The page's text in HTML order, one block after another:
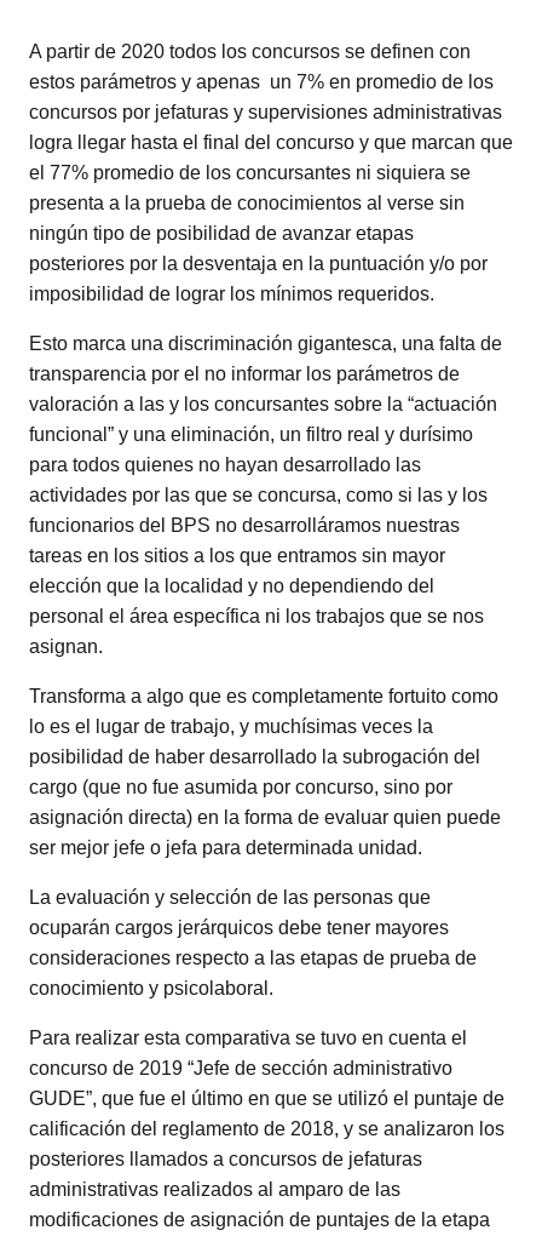
A partir de 2020 todos los concursos se definen con
estos parámetros y apenas un 7% en promedio de los
concursos por jefaturas y supervisiones administrativas
logra llegar hasta el final del concurso y que marcan que
el 77% promedio de los concursantes ni siquiera se
presenta a la prueba de conocimientos al verse sin
ningún tipo de posibilidad de avanzar etapas
posteriores por la desventaja en la puntuación y/o por
imposibilidad de lograr los mínimos requeridos.
Esto marca una discriminación gigantesca, una falta de
transparencia por el no informar los parámetros de
valoración a las y los concursantes sobre la “actuación
funcional” y una eliminación, un filtro real y durísimo
para todos quienes no hayan desarrollado las
actividades por las que se concursa, como si las y los
funcionarios del BPS no desarrolláramos nuestras
tareas en los sitios a los que entramos sin mayor
elección que la localidad y no dependiendo del
personal el área específica ni los trabajos que se nos
asignan.
Transforma a algo que es completamente fortuito como
lo es el lugar de trabajo, y muchísimas veces la
posibilidad de haber desarrollado la subrogación del
cargo (que no fue asumida por concurso, sino por
asignación directa) en la forma de evaluar quien puede
ser mejor jefe o jefa para determinada unidad.
La evaluación y selección de las personas que
ocuparán cargos jerárquicos debe tener mayores
consideraciones respecto a las etapas de prueba de
conocimiento y psicolaboral.
Para realizar esta comparativa se tuvo en cuenta el
concurso de 2019 “Jefe de sección administrativo
GUDE”, que fue el último en que se utilizó el puntaje de
calificación del reglamento de 2018, y se analizaron los
posteriores llamados a concursos de jefaturas
administrativas realizados al amparo de las
modificaciones de asignación de puntajes de la etapa